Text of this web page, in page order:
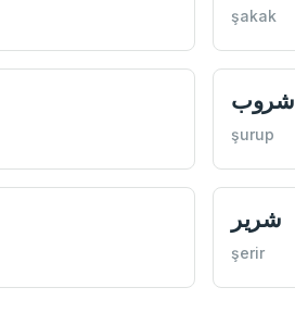
şakak
شروب
şurup
شرير
şerir